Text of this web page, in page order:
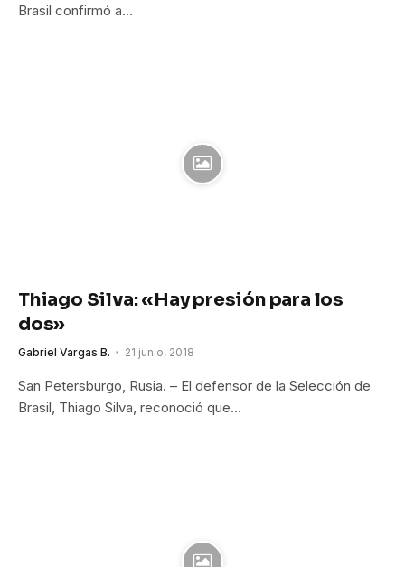
Brasil confirmó a…
Thiago Silva: «Hay presión para los
dos»
Gabriel Vargas B. 21 junio, 2018
San Petersburgo, Rusia. – El defensor de la Selección de
Brasil, Thiago Silva, reconoció que…